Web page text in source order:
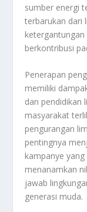
sumber energi
terbarukan dari
berkontribusi
Penerapan
memiliki
dan pendidikan
masyarakat
pengurangan
pentingnya
kampanye
menanamkan
jawab
generasi muda.